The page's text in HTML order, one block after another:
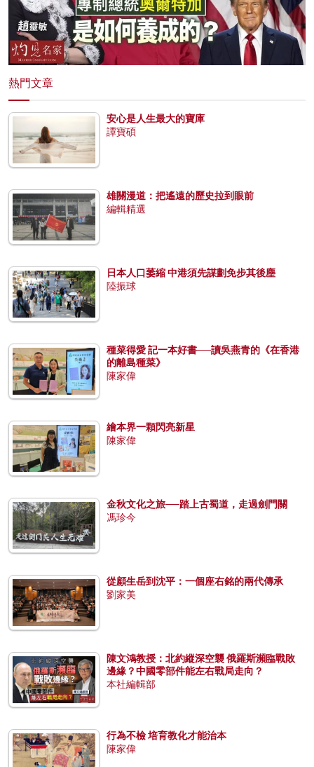
熱門文章
安心是人生最大的寶庫
譚寶碩
雄關漫道：把遙遠的歷史拉到眼前
編輯精選
日本人口萎縮 中港須先謀劃免步其後塵
陸振球
種菜得愛 記一本好書──讀吳燕青的《在香港
的離島種菜》
陳家偉
繪本界一顆閃亮新星
陳家偉
金秋文化之旅──踏上古蜀道，走過劍門關
馮珍今
從顧生岳到沈平：一個座右銘的兩代傳承
劉家美
陳文鴻教授：北約縱深空襲 俄羅斯瀕臨戰敗
邊緣？中國零部件能左右戰局走向？
本社編輯部
行為不檢 培育教化才能治本
陳家偉